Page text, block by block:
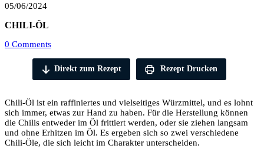
05/06/2024
CHILI-ÖL
0 Comments
Direkt zum Rezept Rezept Drucken
Chili-Öl ist ein raffiniertes und vielseitiges Würzmittel, und es lohnt
sich immer, etwas zur Hand zu haben. Für die Herstellung können
die Chilis entweder im Öl frittiert werden, oder sie ziehen langsam
und ohne Erhitzen im Öl. Es ergeben sich so zwei verschiedene
Chili-Öle, die sich leicht im Charakter unterscheiden.